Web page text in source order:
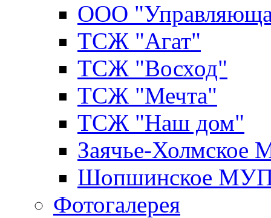
ООО
ТСЖ "Агат"
ТСЖ "Восход"
ТСЖ "Мечта"
ТСЖ "Наш дом"
Заячье-
Шопшинское
Фотогалерея